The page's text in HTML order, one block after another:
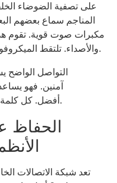
على تصفية الضوضاء
المناجم سماع بعضهم
مكبرات صوت قوية. تقوم
والأصداء. تلتقط الميكروفونات الحساسة حتى الهمسات الخافتة.
التواصل الواضح
آمنين. فهو
أفضل. كل كلمة لها أهميتها في حالات الطوارئ.
الحفاظ
تعد شبكة الاتصالات